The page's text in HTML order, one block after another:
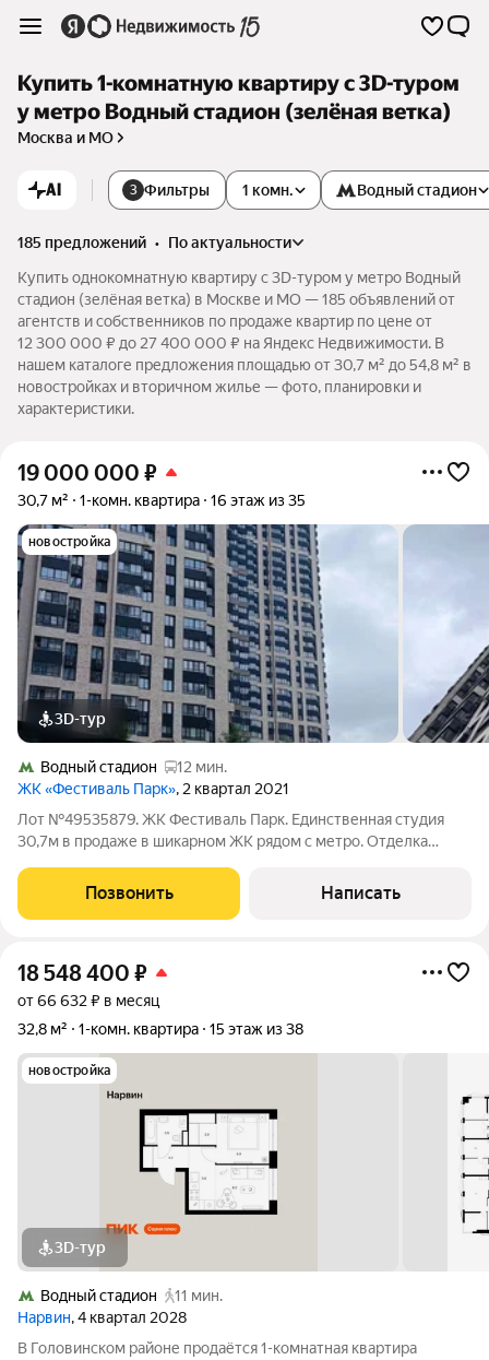
Купить 1-комнатную квартиру c 3D-туром
у метро Водный стадион (зелёная ветка)
Москва и МО
AI 3 Фильтры 1 комн. Водный стадион
185 предложений •
по актуальности
Купить однокомнатную квартиру c 3D-туром у метро Водный
стадион (зелёная ветка) в Москве и МО — 185 объявлений от
агентств и собственников по продаже квартир по цене от
12 300 000 ₽ до 27 400 000 ₽ на Яндекс Недвижимости. В
нашем каталоге предложения площадью от 30,7 м² до 54,8 м² в
новостройках и вторичном жилье — фото, планировки и
характеристики.
19 000 000 ₽
30,7 м² 1-комн. квартира 16 этаж из 35
новостройка
3D-тур
Водный стадион
12 мин.
ЖК «Фестиваль Парк», 2 квартал 2021
Лот №49535879. ЖК Фестиваль Парк. Единственная студия
30,7м в продаже в шикарном ЖК рядом с метро. Отделка
окна - много света и высокие потолки. 1 собственник,
наследство по закону от сына
Позвонить Написать
18 548 400 ₽
от 66 632 ₽ в месяц
32,8 м²
1-комн. квартира 15 этаж из 38
новостройка
3D-тур
Водный стадион
11 мин.
Нарвин, 4 квартал 2028
В Головинском районе продаётся 1-комнатная квартира